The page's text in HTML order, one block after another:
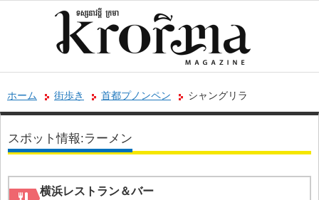
ホーム 街歩き 首都プノンペン シャングリラ
スポット情報:ラーメン
横浜レストラン＆バー